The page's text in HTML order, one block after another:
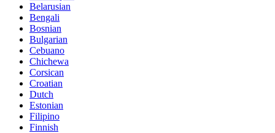
Belarusian
Bengali
Bosnian
Bulgarian
Cebuano
Chichewa
Corsican
Croatian
Dutch
Estonian
Filipino
Finnish